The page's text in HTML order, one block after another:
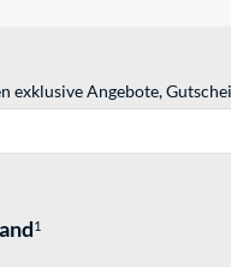
exklusive Angebote,
1